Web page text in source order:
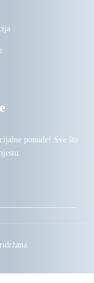
ponude! Sve što